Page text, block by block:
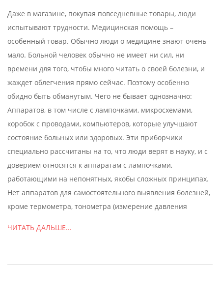
01
Даже в магазине, покупая повседневные товары, люди
испытывают трудности. Медицинская помощь –
особенный товар. Обычно люди о медицине знают очень
мало. Больной человек обычно не имеет ни сил, ни
времени для того, чтобы много читать о своей болезни, и
жаждет облегчения прямо сейчас. Поэтому особенно
обидно быть обманутым. Чего не бывает однозначно:
Аппаратов, в том числе с лампочками, микросхемами,
коробок с проводами, компьютеров, которые улучшают
состояние больных или здоровых. Эти приборчики
специально рассчитаны на то, что люди верят в науку, и с
доверием относятся к аппаратам с лампочками,
работающими на непонятных, якобы сложных принципах.
Нет аппаратов для самостоятельного выявления болезней,
кроме термометра, тонометра (измерение давления
ЧИТАТЬ ДАЛЬШЕ...